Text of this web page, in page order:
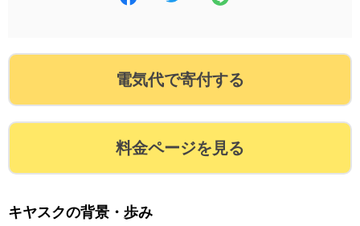
電気代で寄付する
料金ページを見る
キヤスクの背景・歩み